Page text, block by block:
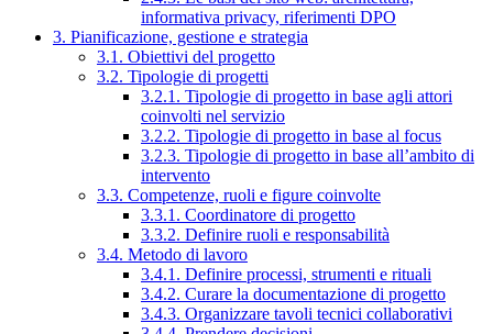
informativa privacy, riferimenti DPO
3. Pianificazione, gestione e strategia
3.1. Obiettivi del progetto
3.2. Tipologie di progetti
3.2.1. Tipologie di progetto in base agli attori
coinvolti nel servizio
3.2.2. Tipologie di progetto in base al focus
3.2.3. Tipologie di progetto in base all’ambito di
intervento
3.3. Competenze, ruoli e figure coinvolte
3.3.1. Coordinatore di progetto
3.3.2. Definire ruoli e responsabilità
3.4. Metodo di lavoro
3.4.1. Definire processi, strumenti e rituali
3.4.2. Curare la documentazione di progetto
3.4.3. Organizzare tavoli tecnici collaborativi